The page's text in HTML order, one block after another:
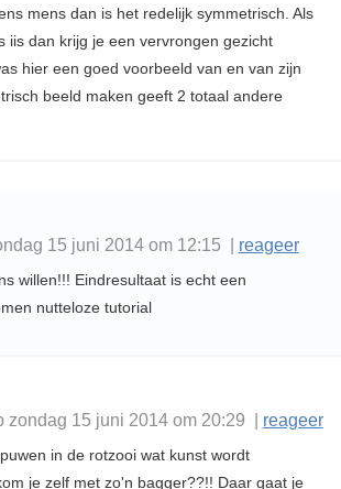
mens dan is het redelijk symmetrisch. Als
iis dan krijg je een vervrongen gezicht
hier een goed voorbeeld van en van zijn
beeld maken geeft 2 totaal andere
15 juni 2014 om 12:15 | reageer
willen!!! Eindresultaat is echt een
nutteloze tutorial
zondag 15 juni 2014 om 20:29 | reageer
in de rotzooi wat kunst wordt
je zelf met zo'n bagger??!! Daar gaat je